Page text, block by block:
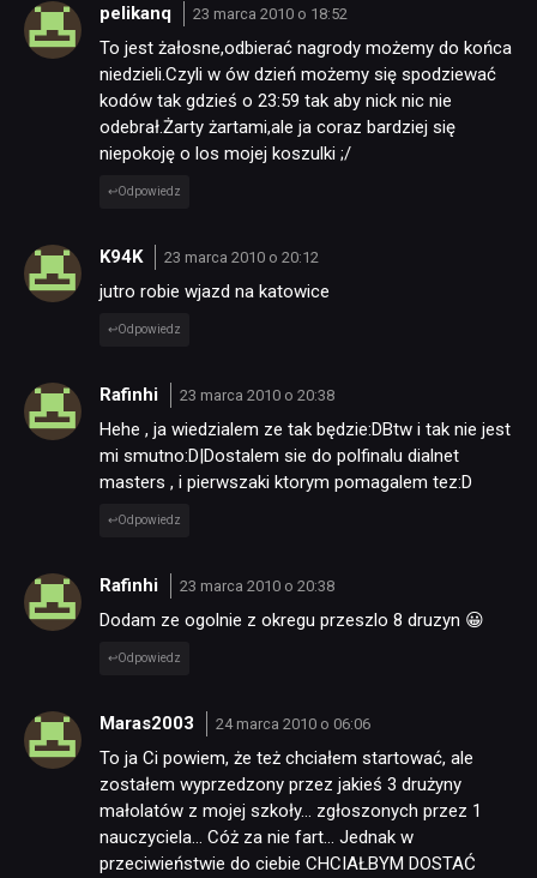
pelikanq 23 marca 2010 o 18:52
To jest żałosne,odbierać nagrody możemy do końca
niedzieli.Czyli w ów dzień możemy się spodziewać
kodów tak gdzieś o 23:59 tak aby nick nic nie
odebrał.Żarty żartami,ale ja coraz bardziej się
niepokoję o los mojej koszulki ;/
Odpowiedz
K94K 23 marca 2010 o 20:12
jutro robie wjazd na katowice
Odpowiedz
Rafinhi 23 marca 2010 o 20:38
Hehe , ja wiedzialem ze tak będzie:DBtw i tak nie jest
mi smutno:D|Dostalem sie do polfinalu dialnet
masters , i pierwszaki ktorym pomagalem tez:D
Odpowiedz
Rafinhi 23 marca 2010 o 20:38
Dodam ze ogolnie z okregu przeszlo 8 druzyn 😀
Odpowiedz
Maras2003 24 marca 2010 o 06:06
To ja Ci powiem, że też chciałem startować, ale
zostałem wyprzedzony przez jakieś 3 drużyny
małolatów z mojej szkoły… zgłoszonych przez 1
nauczyciela… Cóż za nie fart… Jednak w
przeciwieństwie do ciebie CHCIAŁBYM DOSTAĆ